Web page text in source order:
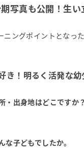
写真も公開！生
ニングポイントとなっ
き！明るく活発な幼
出身地はどこですか？
子どもでしたか。